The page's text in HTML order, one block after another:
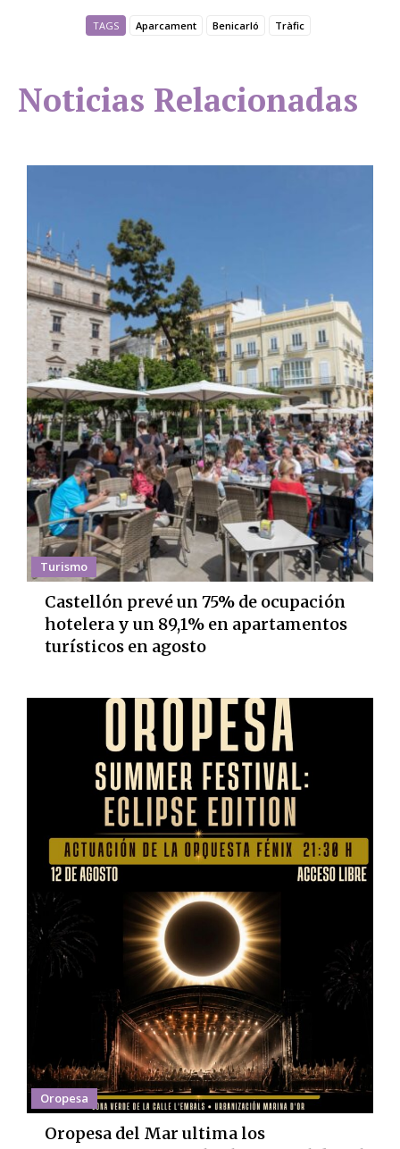
TAGS Aparcament Benicarló Tràfic
Noticias Relacionadas
Turismo
Castellón prevé un 75% de ocupación
hotelera y un 89,1% en apartamentos
turísticos en agosto
Oropesa
Oropesa del Mar ultima los